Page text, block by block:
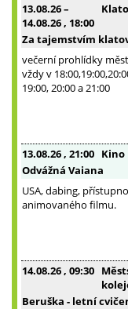
13.08.26–
14.08.26 , 18:00
Za tajemstvím
večerní prohlídky
vždy v
19:00, 20:00 a 21:00
13.08.26 , 21:00 Kino
Odvážná Vaiana
USA, dabing,
animovaného filmu.
14.08.26 , 09:30
Beruška - letní